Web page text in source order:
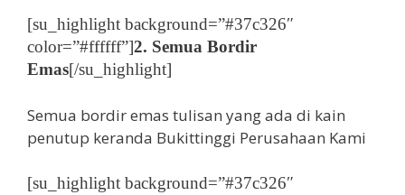
[su_highlight background=”#37c326″
color=”#ffffff”]2. Semua Bordir
Emas[/su_highlight]
Semua bordir emas tulisan yang ada di kain
penutup keranda Bukittinggi Perusahaan Kami
[su_highlight background=”#37c326″